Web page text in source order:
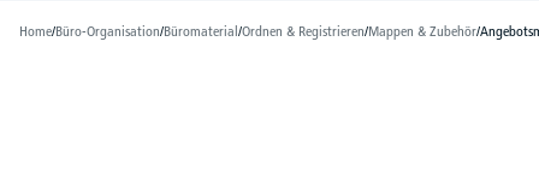
Home/Büro-Organisation/Büromaterial/Ordnen & Registrieren/Mappen & Zubehör/